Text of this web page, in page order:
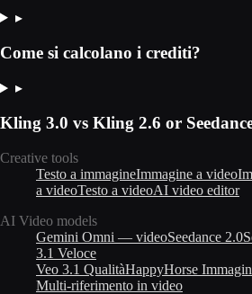
▸
Come si calcolano i crediti?
▸
Kling 3.0 vs Kling 2.6 or
Creative tools
Testo a immagineImmagine a video
a videoTesto a videoAI video editor
AI Video models
Gemini Omni — videoSeedance 2.0
3.1 Veloce
Veo 3.1 QualitàHappyHorse
Multi-riferimento in video